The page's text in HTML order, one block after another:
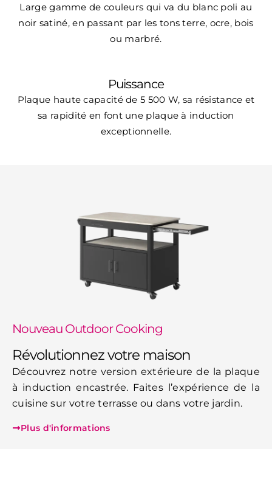
Large gamme de couleurs qui va du blanc poli au
noir satiné, en passant par les tons terre, ocre, bois
ou marbré.
Puissance
Plaque haute capacité de 5 500 W, sa résistance et
sa rapidité en font une plaque à induction
exceptionnelle.
Nouveau Outdoor Cooking
Révolutionnez votre maison
Découvrez notre version extérieure de la plaque
à induction encastrée. Faites l’expérience de la
cuisine sur votre terrasse ou dans votre jardin.
Plus d'informations